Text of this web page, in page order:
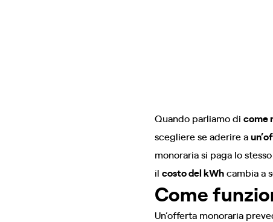
Quando parliamo di come
scegliere se aderire a
monoraria si paga lo stesso
il costo del kWhcambia a
Come
Un’offerta monoraria